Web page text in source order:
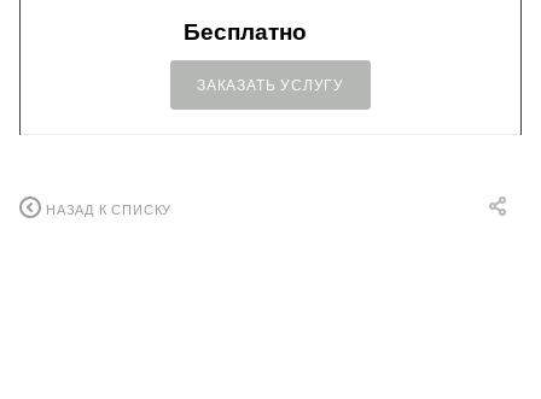
Бесплатно
ЗАКАЗАТЬ УСЛУГУ
НАЗАД К СПИСКУ